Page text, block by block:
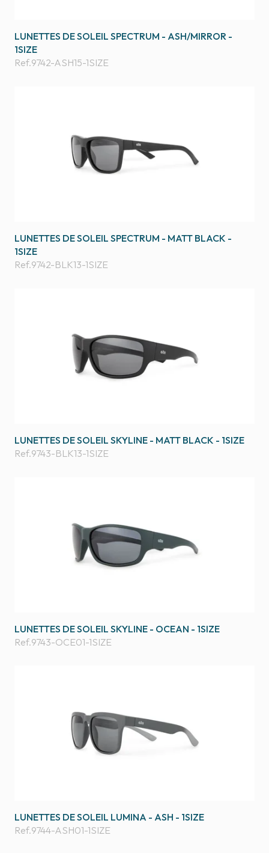
LUNETTES DE SOLEIL SPECTRUM - ASH/MIRROR -
1SIZE
Ref.9742-ASH15-1SIZE
LUNETTES DE SOLEIL SPECTRUM - MATT BLACK -
1SIZE
Ref.9742-BLK13-1SIZE
LUNETTES DE SOLEIL SKYLINE - MATT BLACK - 1SIZE
Ref.9743-BLK13-1SIZE
LUNETTES DE SOLEIL SKYLINE - OCEAN - 1SIZE
Ref.9743-OCE01-1SIZE
LUNETTES DE SOLEIL LUMINA - ASH - 1SIZE
Ref.9744-ASH01-1SIZE